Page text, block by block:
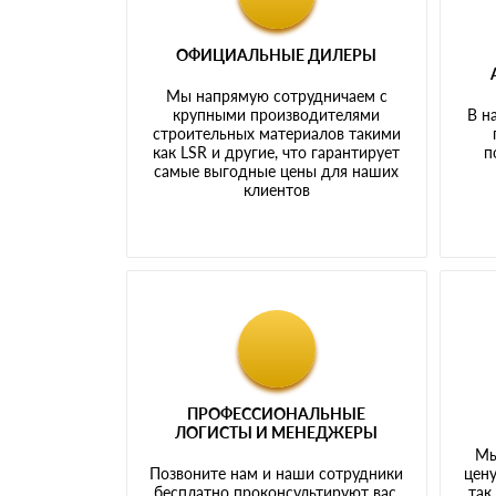
ОФИЦИАЛЬНЫЕ ДИЛЕРЫ
Мы напрямую сотрудничаем с
крупными производителями
строительных материалов такими
как LSR и другие, что гарантирует
самые выгодные цены для наших
клиентов
В
ПРОФЕССИОНАЛЬНЫЕ
ЛОГИСТЫ И МЕНЕДЖЕРЫ
Позвоните нам и наши сотрудники
бесплатно проконсультируют вас,